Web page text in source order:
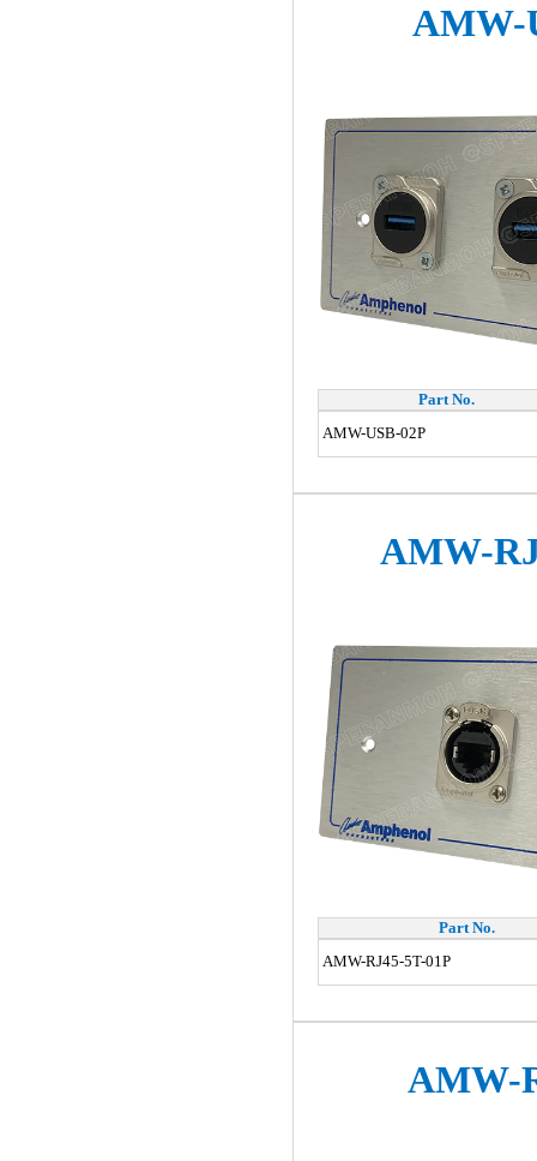
AMW-
Part No.
AMW-USB-02P
AMW-
Part No.
AMW-RJ45-5T-01P
AMW-